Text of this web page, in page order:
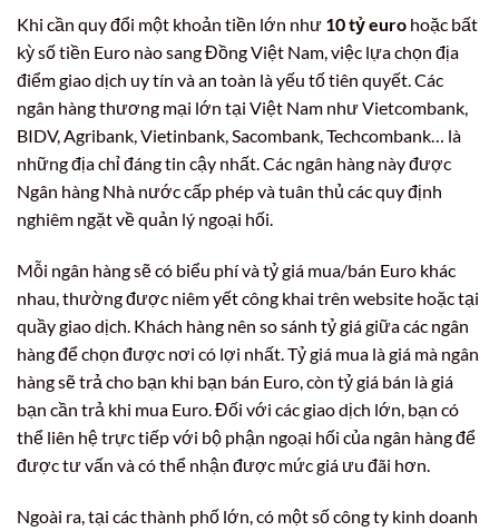
Khi cần quy đổi một khoản tiền lớn như 10 tỷ euro hoặc bất
kỳ số tiền Euro nào sang Đồng Việt Nam, việc lựa chọn địa
điểm giao dịch uy tín và an toàn là yếu tố tiên quyết. Các
ngân hàng thương mại lớn tại Việt Nam như Vietcombank,
BIDV, Agribank, Vietinbank, Sacombank, Techcombank… là
những địa chỉ đáng tin cậy nhất. Các ngân hàng này được
Ngân hàng Nhà nước cấp phép và tuân thủ các quy định
nghiêm ngặt về quản lý ngoại hối.
Mỗi ngân hàng sẽ có biểu phí và tỷ giá mua/bán Euro khác
nhau, thường được niêm yết công khai trên website hoặc tại
quầy giao dịch. Khách hàng nên so sánh tỷ giá giữa các ngân
hàng để chọn được nơi có lợi nhất. Tỷ giá mua là giá mà ngân
hàng sẽ trả cho bạn khi bạn bán Euro, còn tỷ giá bán là giá
bạn cần trả khi mua Euro. Đối với các giao dịch lớn, bạn có
thể liên hệ trực tiếp với bộ phận ngoại hối của ngân hàng để
được tư vấn và có thể nhận được mức giá ưu đãi hơn.
Ngoài ra, tại các thành phố lớn, có một số công ty kinh doanh